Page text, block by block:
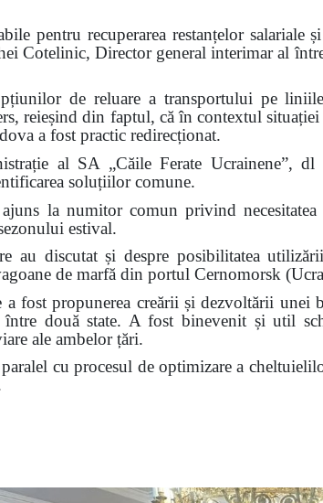
pentru recuperarea restanțelor salariale
Cotelinic, Director general interimar al
de reluare a transportului pe
reieșind din faptul, că în contextul
a fost practic redirecționat.
al SA „Căile Ferate Ucrainene”,
soluțiilor comune.
la numitor comun privind necesitatea
estival.
au discutat și despre posibilitatea
de marfă din portul Cernomorsk
fost propunerea creării și dezvoltării unei
două state. A fost binevenit și util
ale ambelor țări.
cu procesul de optimizare a